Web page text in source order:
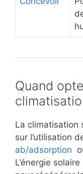
Quand
La climatisation
sur l’utilisation
ab/adsorption
L’énergie